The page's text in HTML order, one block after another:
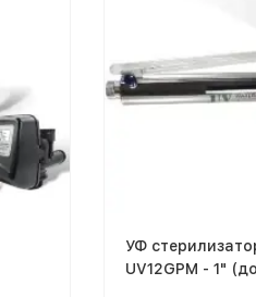
УФ стерилизатор
UV12GPM - 1"